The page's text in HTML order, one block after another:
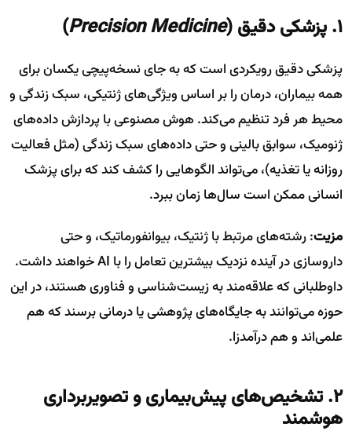
۱. پزشکی دقیق ( Precision Medicine
)
پزشکی دقیق رویکردی است که به جای نسخه‌پیچی یکسان برای
همه بیماران، درمان را بر اساس ویژگی‌های ژنتیکی، سبک زندگی و
محیط هر فرد تنظیم می‌کند. هوش مصنوعی با پردازش داده‌های
ژنومیک، سوابق بالینی و حتی داده‌های سبک زندگی (مثل فعالیت
روزانه یا تغذیه)، می‌تواند الگوهایی را کشف کند که برای پزشک
انسانی ممکن است سال‌ها زمان ببرد.
مزیت: رشته‌های مرتبط با ژنتیک، بیوانفورماتیک، و حتی
داروسازی در آینده نزدیک بیشترین تعامل را با AI خواهند داشت.
داوطلبانی که علاقه‌مند به زیست‌شناسی و فناوری هستند، در این
حوزه می‌توانند به جایگاه‌های پژوهشی یا درمانی برسند که هم
علمی‌اند و هم درآمدزا.
۲. تشخیص‌های پیش‌بیماری و تصویربرداری
هوشمند